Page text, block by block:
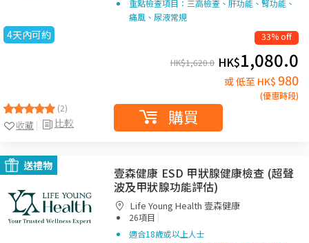
4天內可約
(2)
比較
收藏
重點檢查項目：三高檢查、肝功能、腎功能、
痛風、尿液常規
33% off
HK$1,620.0 HK$1,080.0
或 低至 HK$ 980
(優惠時段)
購買
送禮物
壹森健康 ESD 甲狀腺健康檢查 (超聲
波及甲狀腺功能評估)
Life Young Health 壹森健康
26項目 |
適合18歲或以上人士